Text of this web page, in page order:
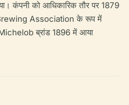
कंपनी को आधिकारिक तौर पर 1879
Association के रूप में
ब्रांड 1896 में आया